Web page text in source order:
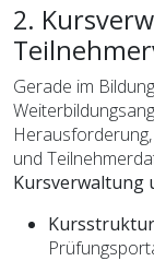
2.
Gerade im
und
Kursverwaltung